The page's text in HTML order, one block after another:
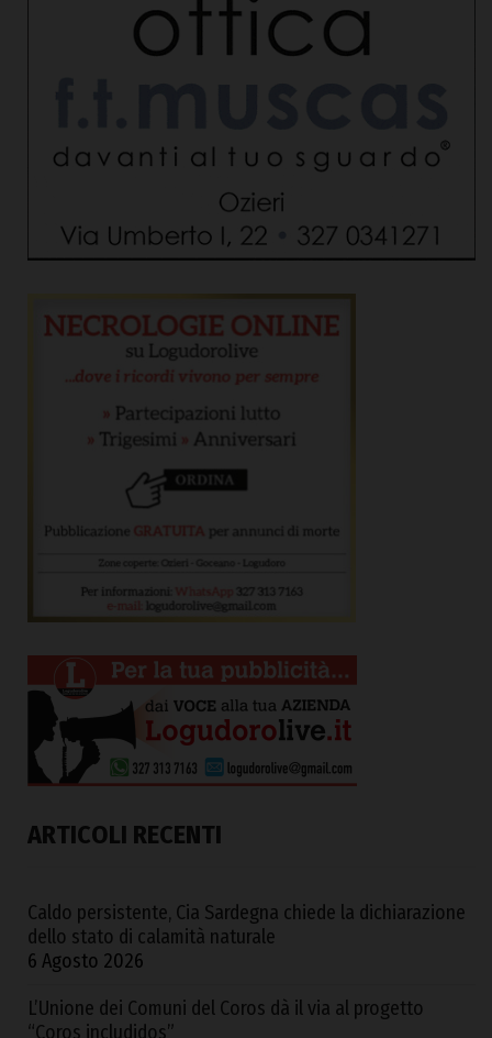
ARTICOLI RECENTI
Caldo persistente, Cia Sardegna chiede la dichiarazione
dello stato di calamità naturale
6 Agosto 2026
L’Unione dei Comuni del Coros dà il via al progetto
“Coros includidos”